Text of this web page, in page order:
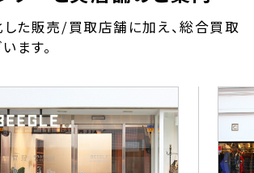
した販売/買取店舗に加え、総合買取
ます。